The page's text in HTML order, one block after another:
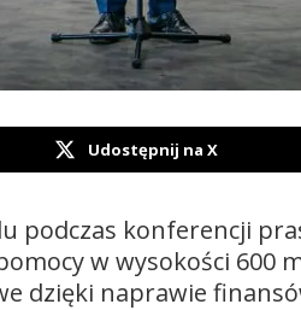
Udostępnij na X
podczas konferencji
w wysokości 600
dzięki naprawie